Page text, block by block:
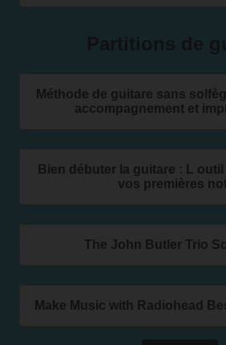
Méthode de guitare sans
accompagnement et
Bien débuter la guitare : L
vos premières
The John Butler Trio
Make Music with Radiohead